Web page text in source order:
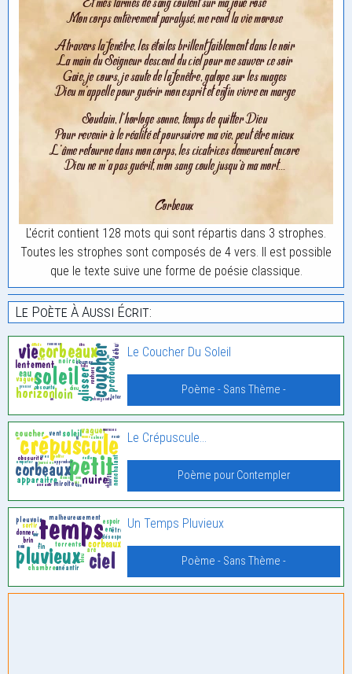
L'écrit contient 128 mots qui sont répartis dans 3 strophes.
Toutes les strophes sont composés de 4 vers. Il est possible
que le texte suive une forme de poésie classique.
Le Poète À Aussi Écrit:
Le Coucher Du Soleil
Poème - Sans Thème -
Le Crépuscule…
Poème pour Contempler
Un Temps Pluvieux
Poème - Sans Thème -